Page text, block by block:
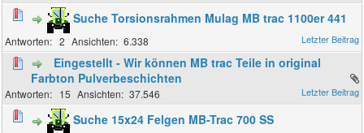
Suche Torsionsrahmen Mulag MB trac 1100er 441
2 6.338
Eingestellt - Wir können MB trac Teile in original
Farbton Pulverbeschichten
15 37.546
Suche 15x24 Felgen MB-Trac 700 SS